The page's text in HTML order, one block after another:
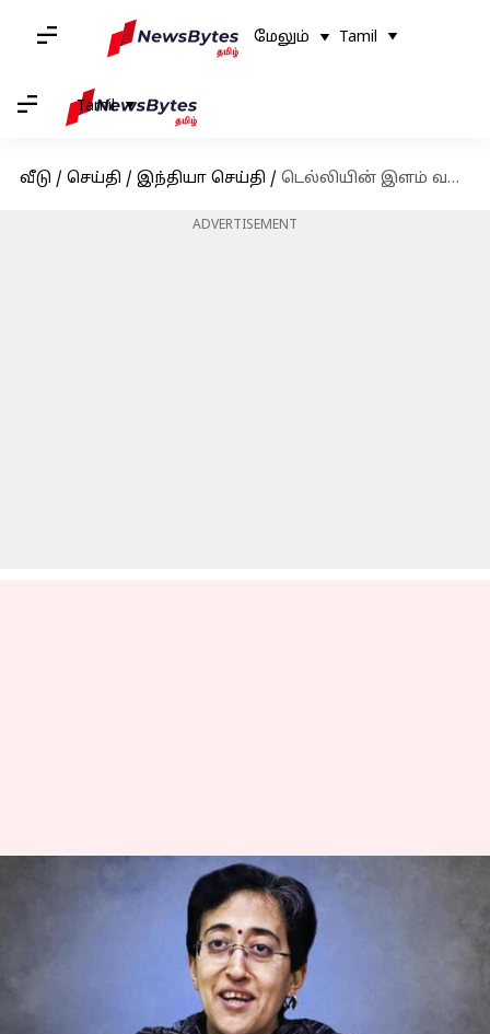
மேலும் Tamil
Tamil
வீடு / செய்தி / இந்தியா செய்தி / டெல்லியின் இளம் வயது முதல்வராக அதிஷி பதவியேற்பு; அமைச்சர்களுக்கும் பதவிப்பிரமாணம்
ADVERTISEMENT
டெல்லியின் இளம் வயது
முதல்வராக அதிஷி
பதவியேற்பு;
அமைச்சர்களுக்கும்
பதவிப்பிரமாணம்